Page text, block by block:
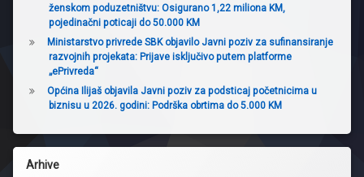
ženskom poduzetništvu: Osigurano 1,22 miliona KM,
pojedinačni poticaji do 50.000 KM
Ministarstvo privrede SBK objavilo Javni poziv za sufinansiranje
razvojnih projekata: Prijave isključivo putem platforme
„ePrivreda“
Općina Ilijaš objavila Javni poziv za podsticaj početnicima u
biznisu u 2026. godini: Podrška obrtima do 5.000 KM
Arhive